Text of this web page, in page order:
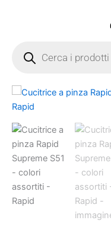
search
Cucitrice
a
pinza
Rapid
S51
-
colori
assortiti
-
Rapid